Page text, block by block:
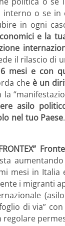
o se in
in ogni
e la
il rilascio di
mesi e con
che è un
asilo
nel tuo Paese
mesi in Italia
i migranti
di via”